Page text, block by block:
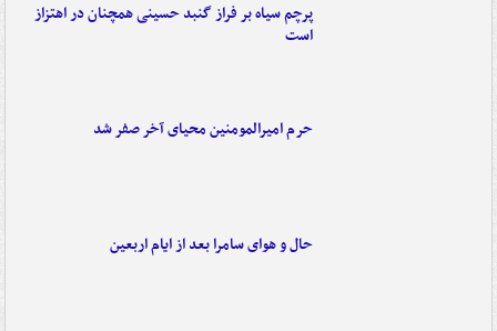
پرچم سیاه بر فراز گنبد حسینی همچنان در اهتزاز
است
حرم امیرالمومنین محیای آخر صفر شد
حال و هوای سامرا بعد از ایام اربعین